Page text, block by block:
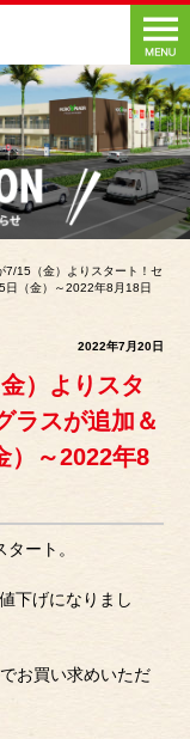
7/15（金）よりスタート！セ
日（金）～2022年8月18日
2022年7月20日
）よりスタ
ラスが追加＆
）～2022年8
ート。
下げになりまし
お買い求めいただ